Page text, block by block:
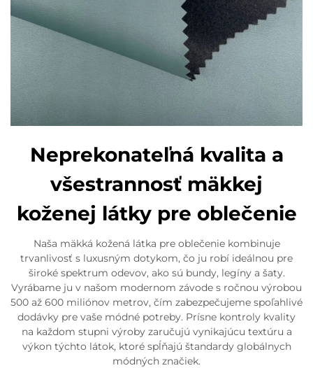
Neprekonateľná kvalita a
všestrannosť mäkkej
koženej látky pre oblečenie
Naša mäkká kožená látka pre oblečenie kombinuje
trvanlivosť s luxusným dotykom, čo ju robí ideálnou pre
široké spektrum odevov, ako sú bundy, legíny a šaty.
Vyrábame ju v našom modernom závode s ročnou výrobou
500 až 600 miliónov metrov, čím zabezpečujeme spoľahlivé
dodávky pre vaše módné potreby. Prísne kontroly kvality
na každom stupni výroby zaručujú vynikajúcu textúru a
výkon týchto látok, ktoré spĺňajú štandardy globálnych
módných značiek.